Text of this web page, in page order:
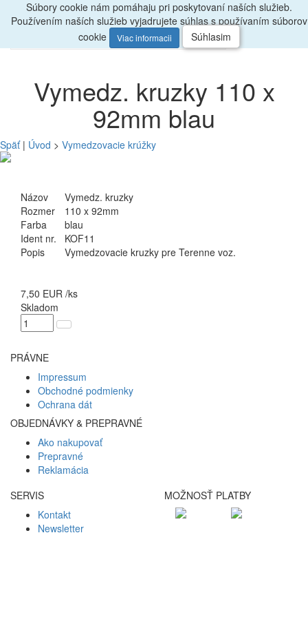
Radiporadíme, zavolajte047/4397722
Menu
0
Vymedz. kruzky 110 x
92mm blau
Späť| Úvod > Vymedzovacie krúžky
Názov
Vymedz. kruzky
Rozmer
110 x 92mm
Farba
blau
Ident nr. KOF11
Popis
Vymedzovacie kruzky pre Terenne voz.
7,50 EUR /ks
Skladom
PRÁVNE
Impressum
Obchodné podmienky
Ochrana dát
OBJEDNÁVKY & PREPRAVNÉ
Ako nakupovať
Prepravné
Reklamácia
SERVIS
Kontakt
Newsletter
MOŽNOSŤ PLATBY
Súbory cookie nám pomáhaju pri poskytovaní naších služieb.
Používením naších služieb vyjadrujete súhlas s používaním súborov
cookie
Viac informacii Súhlasim